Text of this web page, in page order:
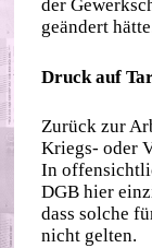
der
geändert
Druck auf
Zurück zur
Kriegs- oder
In
DGB hier
dass solche
nicht gelten.